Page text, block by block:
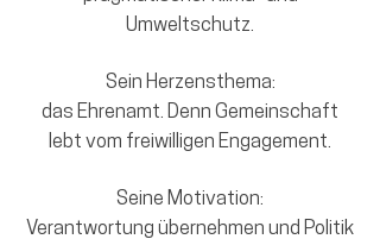
Umweltschutz.
Sein Herzensthema:
das Ehrenamt. Denn Gemeinschaft
lebt vom freiwilligen Engagement.
Seine Motivation:
Verantwortung übernehmen und Politik